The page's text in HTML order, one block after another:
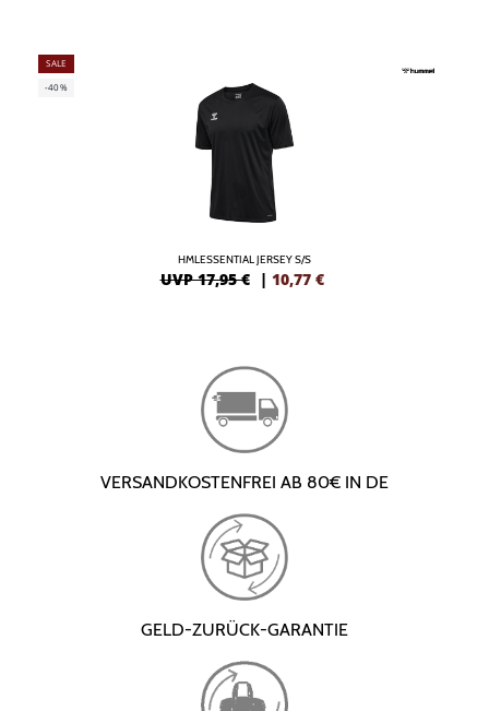
SALE
-40%
HMLESSENTIAL JERSEY S/S
UVP 17,95 € | 10,77 €
VERSANDKOSTENFREI AB 80€ IN DE
GELD-ZURÜCK-GARANTIE